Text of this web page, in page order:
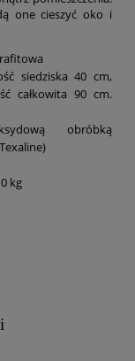
one cieszyć oko i
siedziska 40 cm,
całkowita 90 cm.
obróbką
kg